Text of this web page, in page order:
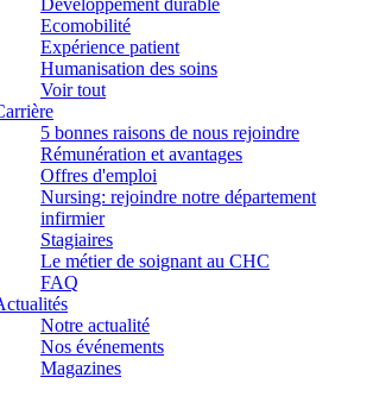
Développement durable
Ecomobilité
Expérience patient
Humanisation des soins
Voir tout
5 bonnes raisons de nous rejoindre
Rémunération et avantages
Offres d'emploi
Nursing: rejoindre notre département
infirmier
Stagiaires
Le métier de soignant au CHC
FAQ
Notre actualité
Nos événements
Magazines